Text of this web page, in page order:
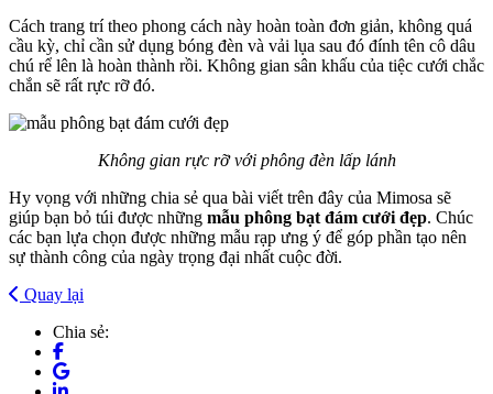
Cách trang trí theo phong cách này hoàn toàn đơn giản, không quá
cầu kỳ, chỉ cần sử dụng bóng đèn và vải lụa sau đó đính tên cô dâu
chú rể lên là hoàn thành rồi. Không gian sân khấu của tiệc cưới chắc
chắn sẽ rất rực rỡ đó.
Không gian rực rỡ với phông đèn lấp lánh
Hy vọng với những chia sẻ qua bài viết trên đây của Mimosa sẽ
giúp bạn bỏ túi được những mẫu phông bạt đám cưới đẹp. Chúc
các bạn lựa chọn được những mẫu rạp ưng ý để góp phần tạo nên
sự thành công của ngày trọng đại nhất cuộc đời.
Quay lại
Chia sẻ: